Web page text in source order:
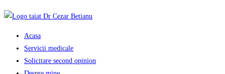
Skip
content Acasa
Servicii medicale
Solicitare second opinion